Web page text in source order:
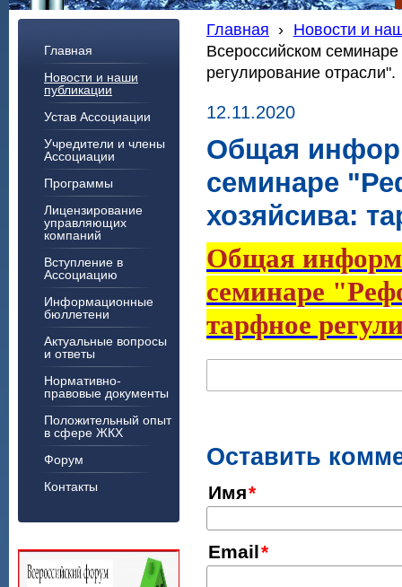
Главная
Новости и наши
публикации
Устав Ассоциации
Учредители и члены
Ассоциации
Программы
Лицензирование
управляющих
компаний
Вступление в
Ассоциацию
Информационные
бюллетени
Актуальные вопросы
и ответы
Нормативно-
правовые документы
Положительный опыт
в сфере ЖКХ
Форум
Контакты
Главная › Новости и
Всероссийском
регулирование отрасли".
12.11.2020
Общая
семинаре
хозяйсива:
Общая
семинаре
тарфное
Оставить
Имя
Email